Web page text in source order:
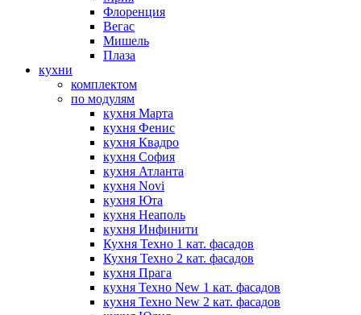
Флоренция
Вегас
Мишель
Плаза
кухни
комплектом
по модулям
кухня Марта
кухня Фенис
кухня Квадро
кухня София
кухня Атланта
кухня Novi
кухня Юта
кухня Неаполь
кухня Инфинити
Кухня Техно 1 кат. фасадов
Кухня Техно 2 кат. фасадов
кухня Прага
кухня Техно New 1 кат. фасадов
кухня Техно New 2 кат. фасадов